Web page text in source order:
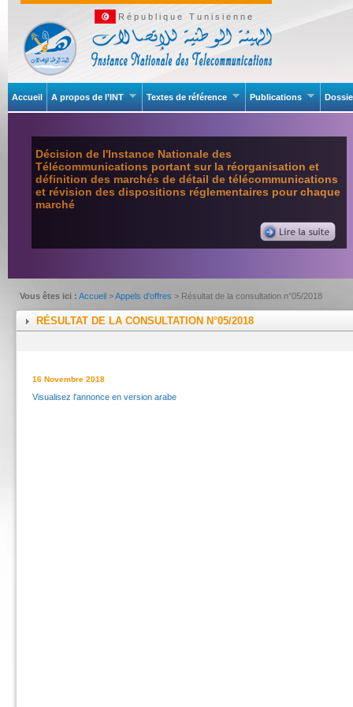
République Tunisienne
Accueil A propos de l’INT Textes de référence Publications
Décision de l'Instance Nationale des
Télécommunications portant sur la réorganisation et
définition des marchés de détail de télécommunications
et révision des dispositions réglementaires pour chaque
marché
Vous êtes ici : Accueil >Appels d'offres > Résultat de la consultation n°05/2018
RÉSULTAT DE LA CONSULTATION N°05/2018
16 Novembre 2018
Visualisez l'annonce en version arabe